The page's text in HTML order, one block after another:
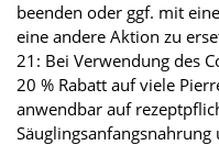
beenden oder ggf. mit
eine andere Aktion zu
21: Bei Verwendung des
20 % Rabatt auf viele
anwendbar auf